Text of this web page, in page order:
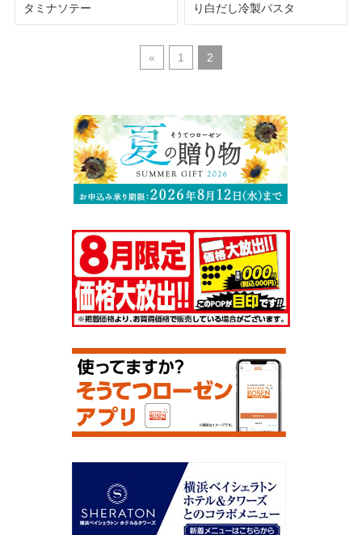
タミナソテー
り白だし冷製パスタ
« 1 2